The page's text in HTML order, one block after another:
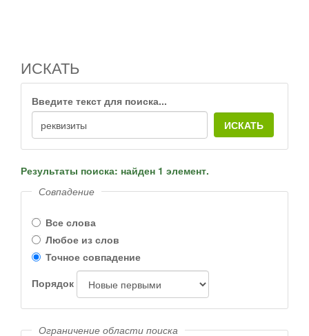
ИСКАТЬ
Введите текст для поиска...
ИСКАТЬ
Результаты поиска: найден 1 элемент.
Совпадение
Все слова
Любое из слов
Точное совпадение
Порядок
Ограничение области поиска